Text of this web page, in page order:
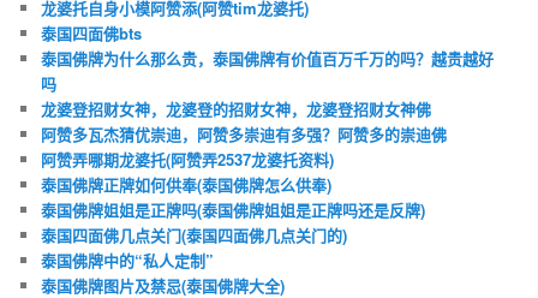
龙婆托自身小模阿赞添(阿赞tim龙婆托)
泰国四面佛bts
泰国佛牌为什么那么贵，泰国佛牌有价值百万千万的吗？越贵越好
吗
龙婆登招财女神，龙婆登的招财女神，龙婆登招财女神佛
阿赞多瓦杰猜优崇迪，阿赞多崇迪有多强？阿赞多的崇迪佛
阿赞弄哪期龙婆托(阿赞弄2537龙婆托资料)
泰国佛牌正牌如何供奉(泰国佛牌怎么供奉)
泰国佛牌姐姐是正牌吗(泰国佛牌姐姐是正牌吗还是反牌)
泰国四面佛几点关门(泰国四面佛几点关门的)
泰国佛牌中的“私人定制”
泰国佛牌图片及禁忌(泰国佛牌大全)